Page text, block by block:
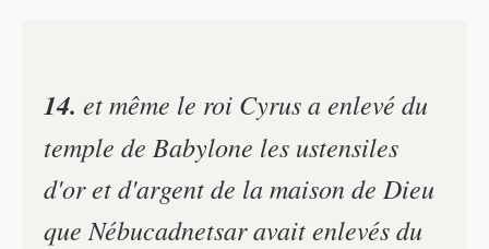
14. et même le roi Cyrus a enlevé du
temple de Babylone les ustensiles
d'or et d'argent de la maison de Dieu
que Nébucadnetsar avait enlevés du